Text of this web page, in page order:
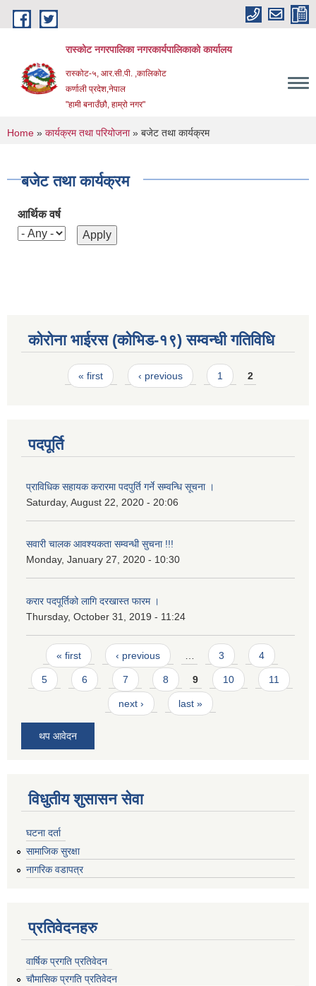
Skip to main content
रास्कोट नगरपालिका नगरकार्यपालिकाको कार्यालय
रास्कोट-५, आर.सी.पी. ,कालिकोट
कर्णाली प्रदेश,नेपाल
"हामी बनाउँछौ, हाम्रो नगर"
You are here
Home » कार्यक्रम तथा परियोजना» बजेट तथा कार्यक्रम
बजेट तथा कार्यक्रम
आर्थिक वर्ष
कोरोना भाईरस (कोभिड-१९) सम्वन्धी गतिविधि
Pages« first ‹ previous 1 2
पदपूर्ति
प्राविधिक सहायक करारमा पदपुर्ति गर्ने सम्वन्धि सूचना ।
Saturday, August 22, 2020 - 20:06
सवारी चालक आवश्यकता सम्वन्धी सुचना !!!
Monday, January 27, 2020 - 10:30
करार पदपूर्तिको लागि दरखास्त फारम ।
Thursday, October 31, 2019 - 11:24
Pages
« first ‹ previous 3 4
5 6 7 8 9 10 11
next › last »
थप आवेदन
विधुतीय शुसासन सेवा
घटना दर्ता
सामाजिक सुरक्षा
नागरिक वडापत्र
प्रतिवेदनहरु
वार्षिक प्रगति प्रतिवेदन
चौमासिक प्रगति प्रतिवेदन